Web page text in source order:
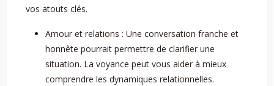
vos atouts clés.
Amour et relations : Une conversation franche et
honnête pourrait permettre de clarifier une
situation. La voyance peut vous aider à mieux
comprendre les dynamiques relationnelles.